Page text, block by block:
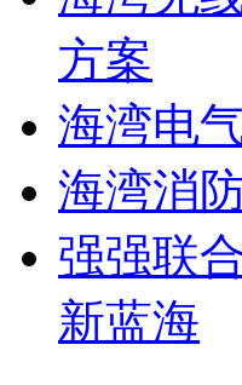
方案
海湾电
海湾消
强强联
新蓝海